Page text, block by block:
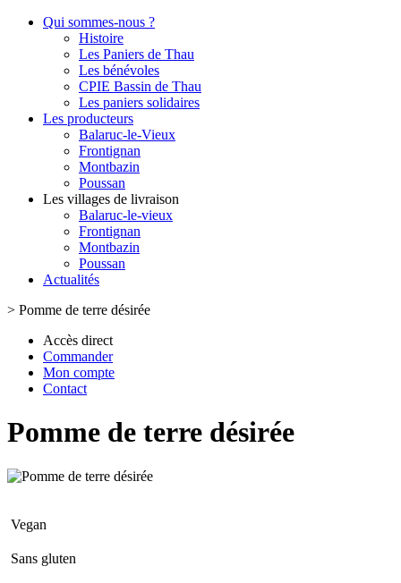
Qui sommes-nous ?
Histoire
Les Paniers de Thau
Les bénévoles
CPIE Bassin de Thau
Les paniers solidaires
Les producteurs
Balaruc-le-Vieux
Frontignan
Montbazin
Poussan
Les villages de livraison
Balaruc-le-vieux
Frontignan
Montbazin
Poussan
Actualités
> Pomme de terre désirée
Accès direct
Commander
Mon compte
Contact
Pomme de terre désirée
Vegan
Sans gluten